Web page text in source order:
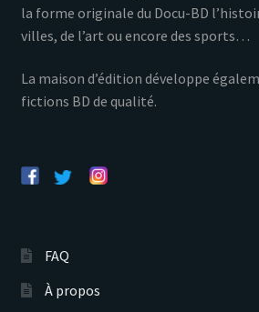
la forme originale du Docu-BD
villes, de l’art ou encore des sports…
La maison d’édition développe
fictions BD de qualité.
FAQ
À propos